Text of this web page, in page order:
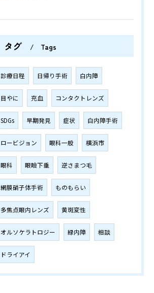
タグ Tags
診療日程 日帰り手術 白内障
目やに 充血 コンタクトレンズ
SDGs 早期発見 症状 白内障手術
ロービジョン 眼科一般 横浜市
眼科 眼瞼下垂 逆さまつ毛
網膜硝子体手術 ものもらい
多焦点眼内レンズ 黄斑変性
オルソケラトロジー 緑内障 相談
ドライアイ